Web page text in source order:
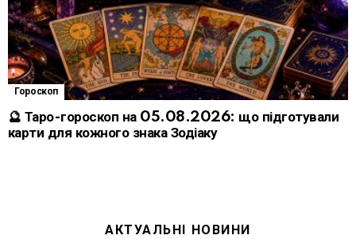
Гороскоп
🔮 Таро-гороскоп на 05.08.2026: що підготували
карти для кожного знака Зодіаку
АКТУАЛЬНІ НОВИНИ